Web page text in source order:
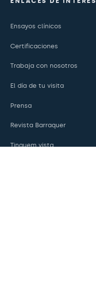
Ensayos clínicos
Certificaciones
Trabaja con nosotros
El día de tu visita
Prensa
Revista Barraquer
Tinguem vista